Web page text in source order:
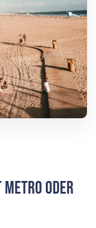
Metro oder